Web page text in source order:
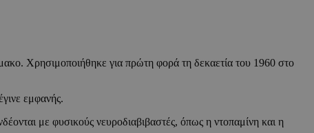
Χρησιμοποιήθηκε για πρώτη φορά τη δεκαετία του 1960 στο
εμφανής.
με φυσικούς νευροδιαβιβαστές, όπως η ντοπαμίνη και η